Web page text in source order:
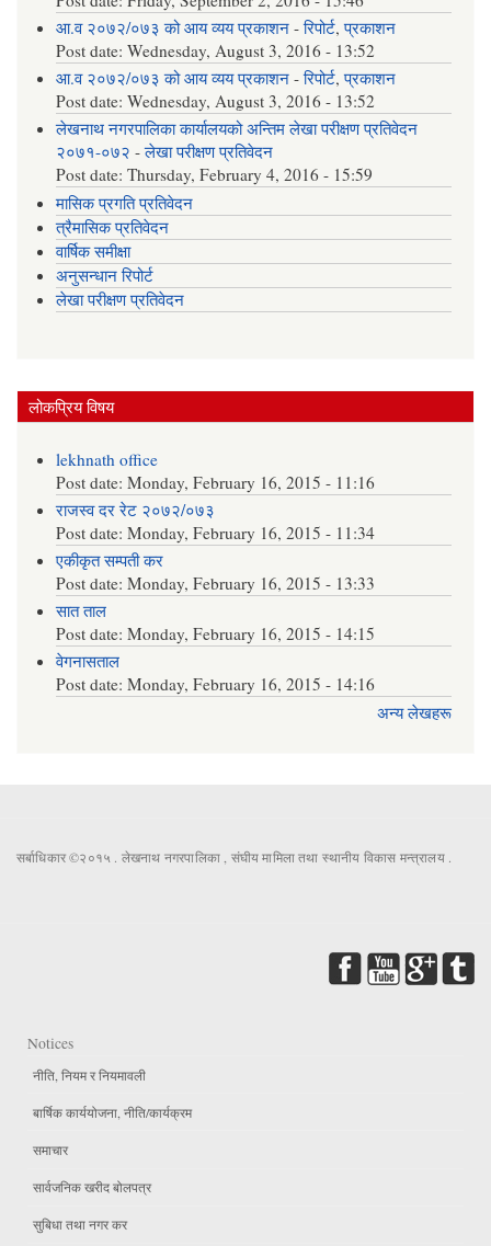
आ.व २०७२/०७३ को आय व्यय प्रकाशन-रिपोर्ट,प्रकाशन
Post date:Wednesday, August 3, 2016 - 13:52
आ.व २०७२/०७३ को आय व्यय प्रकाशन-रिपोर्ट,प्रकाशन
Post date:Wednesday, August 3, 2016 - 13:52
लेखनाथ नगरपालिका कार्यालयको अन्तिम लेखा परीक्षण प्रतिवेदन
२०७१-०७२ -लेखा परीक्षण प्रतिवेदन
Post date:Thursday, February 4, 2016 - 15:59
मासिक प्रगति प्रतिवेदन
त्रैमासिक प्रतिवेदन
वार्षिक समीक्षा
अनुसन्धान रिपोर्ट
लेखा परीक्षण प्रतिवेदन
लोकप्रिय विषय
lekhnath office
Post date:Monday, February 16, 2015 - 11:16
राजस्व दर रेट २०७२/०७३
Post date:Monday, February 16, 2015 - 11:34
एकीकृत सम्पती कर
Post date:Monday, February 16, 2015 - 13:33
सात ताल
Post date:Monday, February 16, 2015 - 14:15
वेगनासताल
Post date:Monday, February 16, 2015 - 14:16
अन्य लेखहरू
सर्बाधिकार ©२०१५ . लेखनाथ नगरपालिका , संघीय मामिला तथा स्थानीय विकास मन्त्रालय .
Notices
नीति, नियम र नियमावली
बार्षिक कार्ययोजना, नीति/कार्यक्रम
समाचार
सार्वजनिक खरीद बोलपत्र
सुबिधा तथा नगर कर